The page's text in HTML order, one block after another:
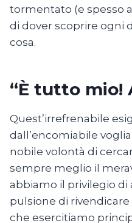
tormentato (e spesso
di dover scoprire ogni
cosa.
“È tutto mio!
Quest’irrefrenabile
dall’encomiabile
nobile volontà di
sempre meglio il
abbiamo il privilegio di
pulsione di
che esercitiamo